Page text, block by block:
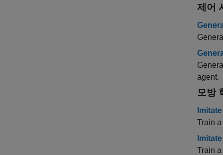
제어
agent.
모방
Train
Train